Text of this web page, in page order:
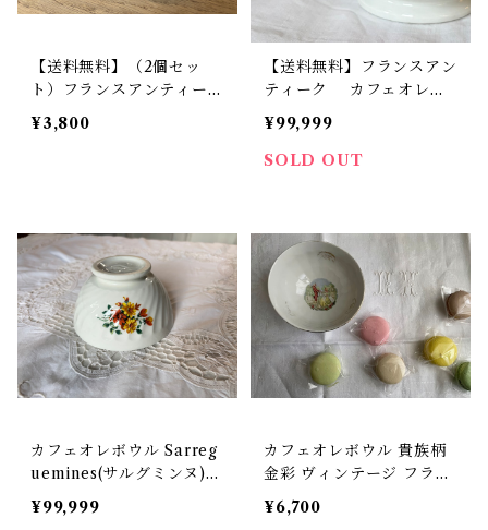
【送料無料】（2個セッ
ト）フランスアンティー
ク バター皿 グレ陶器
伝統陶器 重厚 フランス
¥3,800
【送料無料】フランスアン
ティーク カフェオレボ
ウル サルグミンヌ S
arreguemines 中世デザ
イン【1021】【フランス
¥99,999
SOLD OUT
カフェオレボウル Sarreg
uemines(サルグミンヌ)
フランス ヴィンテージ 落
ち着いたオレンジと黄色の
¥99,999
カフェオレボウル 貴族柄
金彩 ヴィンテージ フラン
ス【V-47】
¥6,700